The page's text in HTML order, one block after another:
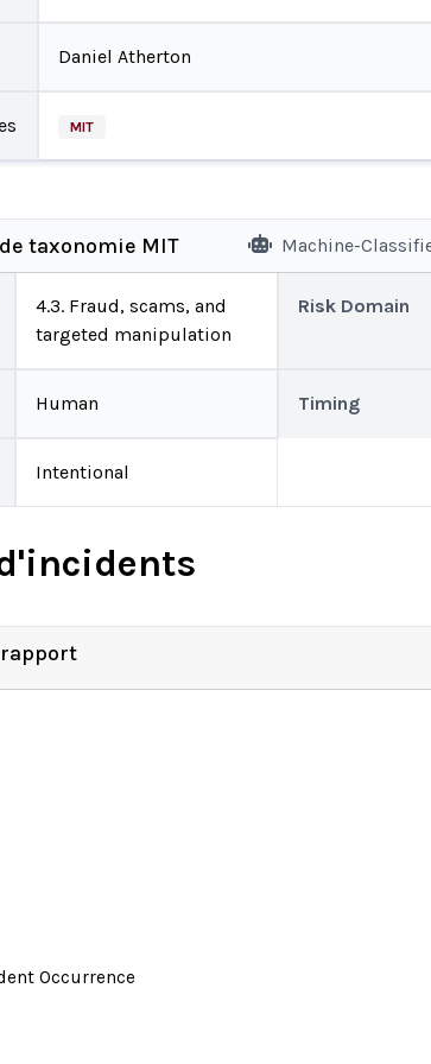
Daniel Atherton
MIT
taxonomie MIT Machine-
4.3. Fraud, scams, and
targeted manipulation
Risk Domain
Human Timing
Intentional
Occurrence